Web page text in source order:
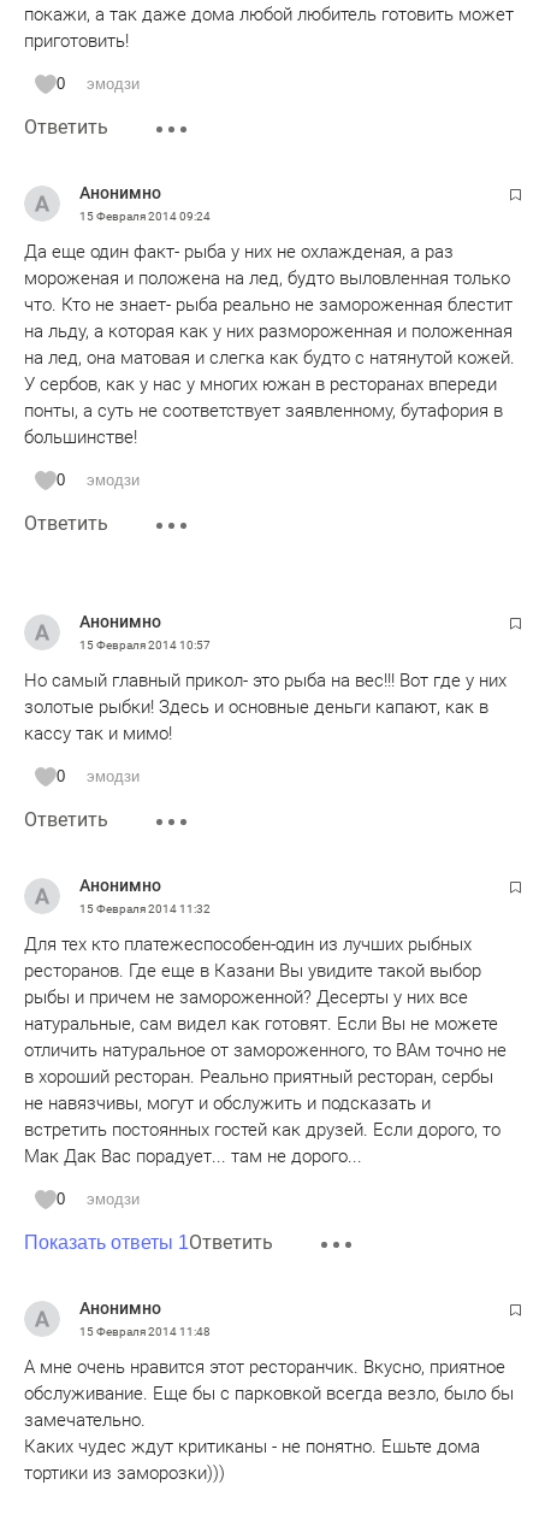
покажи, а так даже дома любой любитель готовить может
приготовить!
0 эмодзи
Ответить
Анонимно
15 Февраля 201409:24
Да еще один факт- рыба у них не охлажденая, а раз
мороженая и положена на лед, будто выловленная только
что. Кто не знает- рыба реально не замороженная блестит
на льду, а которая как у них размороженная и положенная
на лед, она матовая и слегка как будто с натянутой кожей.
У сербов, как у нас у многих южан в ресторанах впереди
понты, а суть не соответствует заявленному, бутафория в
большинстве!
0 эмодзи
Ответить
Анонимно
15 Февраля 201410:57
Но самый главный прикол- это рыба на вес!!! Вот где у них
золотые рыбки! Здесь и основные деньги капают, как в
кассу так и мимо!
0 эмодзи
Ответить
Анонимно
15 Февраля 201411:32
Для тех кто платежеспособен-один из лучших рыбных
ресторанов. Где еще в Казани Вы увидите такой выбор
рыбы и причем не замороженной? Десерты у них все
натуральные, сам видел как готовят. Если Вы не можете
отличить натуральное от замороженного, то ВАм точно не
в хороший ресторан. Реально приятный ресторан, сербы
не навязчивы, могут и обслужить и подсказать и
встретить постоянных гостей как друзей. Если дорого, то
Мак Дак Вас порадует... там не дорого...
0 эмодзи
Показать ответы 1Ответить
Анонимно
15 Февраля 201411:48
А мне очень нравится этот ресторанчик. Вкусно, приятное
обслуживание. Еще бы с парковкой всегда везло, было бы
замечательно.
Каких чудес ждут критиканы - не понятно. Ешьте дома
тортики из заморозки)))